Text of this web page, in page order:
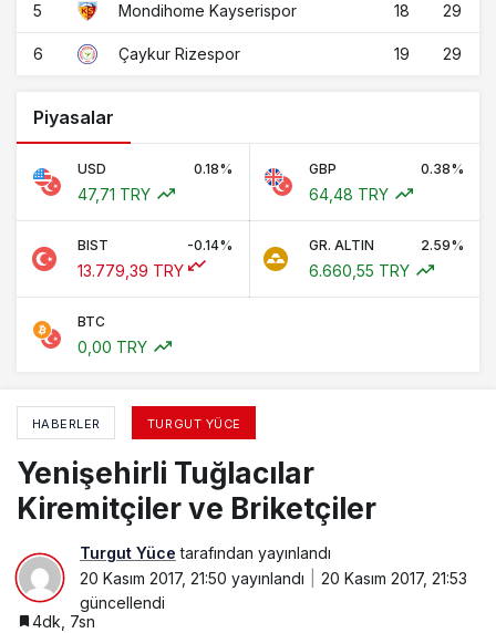
5 Mondihome Kayserispor 18 29
6 Çaykur Rizespor 19 29
Piyasalar
USD 0.18%
47,71 TRY
GBP 0.38%
64,48 TRY
BIST -0.14%
13.779,39 TRY
GR. ALTIN 2.59%
6.660,55 TRY
BTC
0,00 TRY
HABERLER TURGUT YÜCE
Yenişehirli Tuğlacılar
Kiremitçiler ve Briketçiler
Turgut Yüce tarafından yayınlandı
20 Kasım 2017, 21:50 yayınlandı
20 Kasım 2017, 21:53
güncellendi
4dk, 7sn